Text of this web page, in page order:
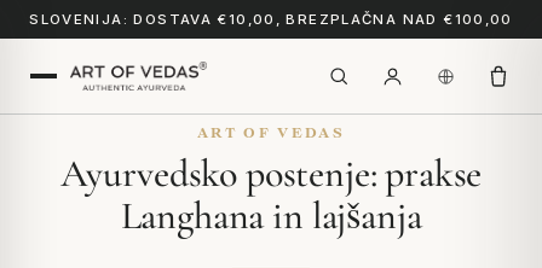
SLOVENIJA: DOSTAVA €10,00, BREZPLAČNA NAD €100,00
ART OF VEDAS
Ayurvedsko postenje: prakse
Langhana in lajšanja